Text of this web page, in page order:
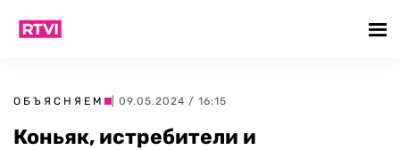
ОБЪЯСНЯЕМ | 09.05.2024 / 16:15
Коньяк, истребители и